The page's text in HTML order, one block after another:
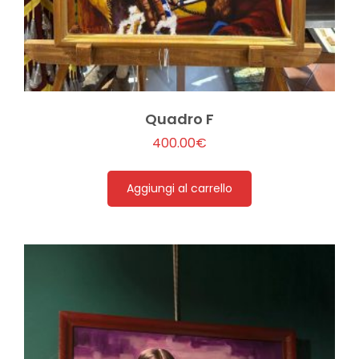
Quadro F
400.00€
Aggiungi al carrello